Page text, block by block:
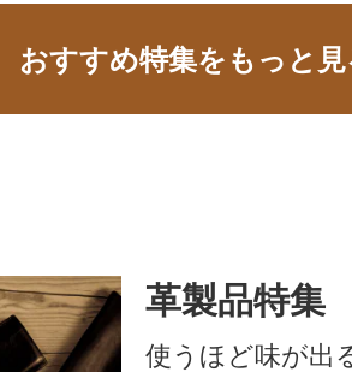
おすすめ特集をもっと
革製品特集
使うほど味が